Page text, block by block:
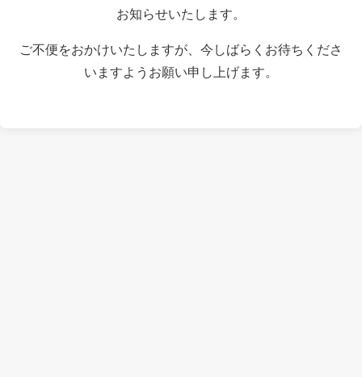
お知らせいたします。
ご不便をおかけいたしますが、今しばらくお待ちくださ
いますようお願い申し上げます。